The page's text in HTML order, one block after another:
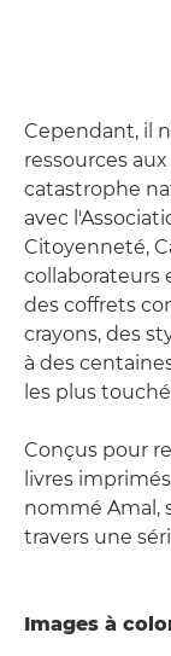
Cependant, il
ressources
catastrophe
avec
Citoyenneté,
collaborateurs
des coffrets
crayons, des
à des
les plus
Conçus pour
livres
nommé Amal,
travers une
Images à